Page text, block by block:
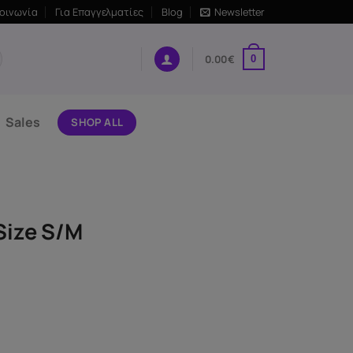
Για Επαγγελματίες Blog Newsletter
0.00€ 0
Sales SHOP ALL
S/M